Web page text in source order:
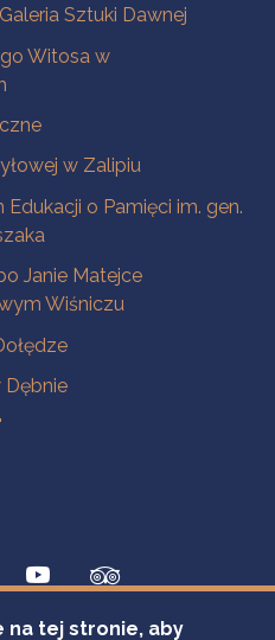
Sztuki Dawnej
Witosa w
w Zalipiu
o Pamięci im. gen.
Janie Matejce
Wiśniczu
Dębnie
na tej stronie, aby